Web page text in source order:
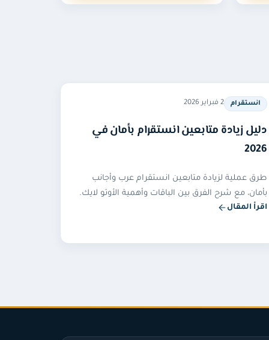
انستقرام 2 فبراير 2026
دليل زيادة متابعين انستقرام بأمان في
2026
طرق عملية لزيادة متابعين انستقرام عرب وأجانب
بأمان، مع شرح الفرق بين الباقات وأهمية الأوتو لايك.
اقرأ المقال
— دليل زيادة متابعين انستقرام بأمان في 2026